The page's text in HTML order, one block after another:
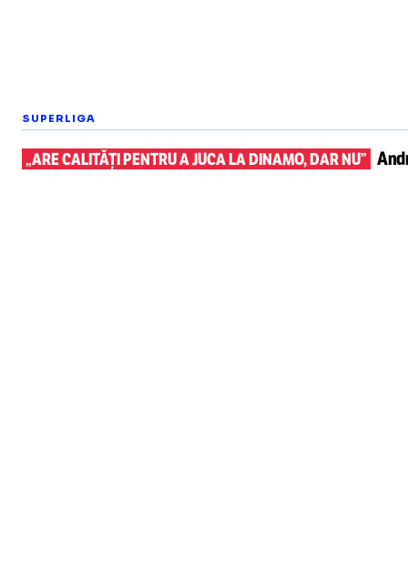
SUPERLIGA
„ARE CALITĂȚI PENTRU A JUCA LA DINAMO, DAR NU”